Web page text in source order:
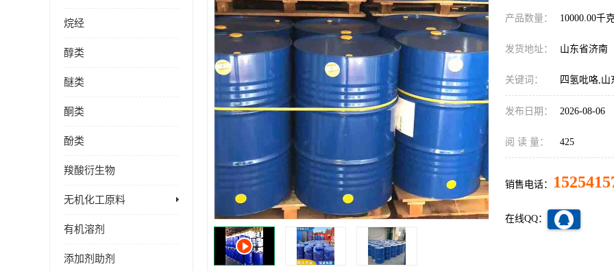
烷经
醇类
醚类
酮类
酚类
羧酸衍生物
无机化工原料
有机溶剂
添加剂助剂
产品数量： 10000.00千
发货地址： 山东省济南
关键词： 四氢吡咯,
发布日期： 2026-08-06
阅 读 量： 425
销售电话：
在线QQ：